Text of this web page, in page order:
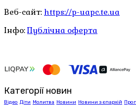
Веб-сайт: https://p-uapc.te.ua
Інфо:Публічна оферта
Категорії новин
Відео Діти Молитва Новини Новини з єпархій